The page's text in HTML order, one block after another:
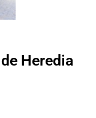
Heredia